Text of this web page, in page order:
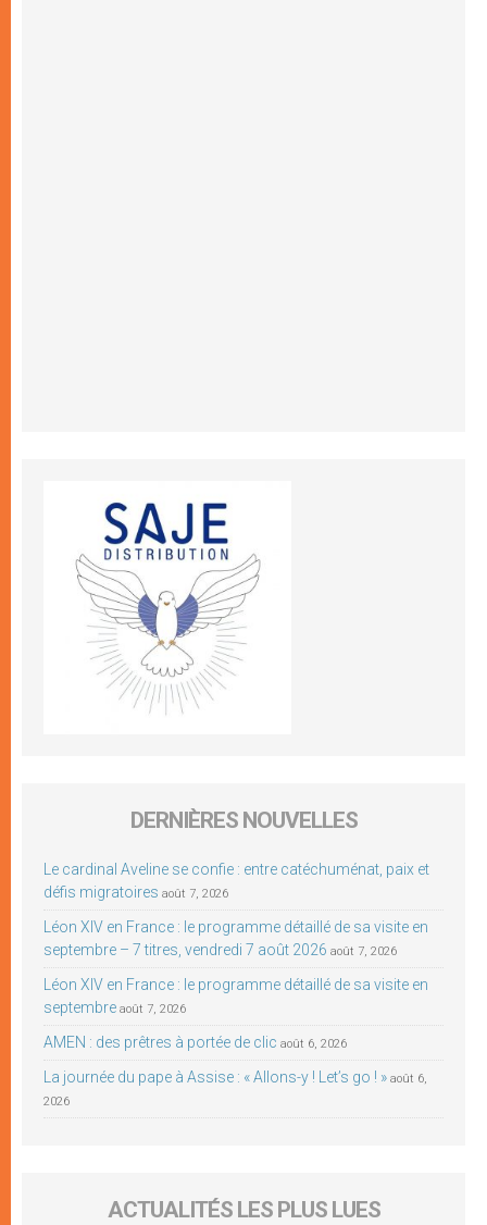
DERNIÈRES NOUVELLES
Le cardinal Aveline se confie : entre catéchuménat, paix et
défis migratoires août 7, 2026
Léon XIV en France : le programme détaillé de sa visite en
septembre – 7 titres, vendredi 7 août 2026 août 7, 2026
Léon XIV en France : le programme détaillé de sa visite en
septembre août 7, 2026
AMEN : des prêtres à portée de clic août 6, 2026
La journée du pape à Assise : « Allons-y ! Let’s go ! » août 6,
2026
ACTUALITÉS LES PLUS LUES